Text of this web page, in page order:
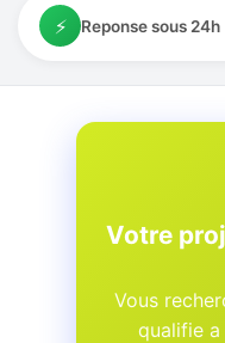
⚡ Reponse sous 24h
Votre
Vous
qualifie